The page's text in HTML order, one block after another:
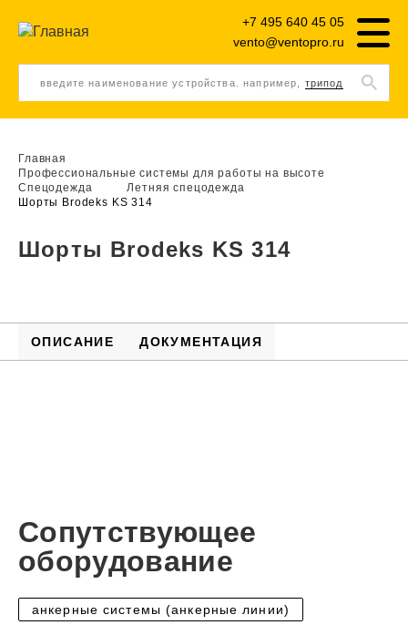
введите наименование устройства. например, трипод
vento@ventopro.ru
+7 495 640 45 05
Главная
Профессиональные системы для работы на высоте
Спецодежда
Летняя спецодежда
Шорты Brodeks KS 314
Шорты Brodeks KS 314
ОПИСАНИЕ ДОКУМЕНТАЦИЯ
Сопутствующее
оборудование
анкерные системы (анкерные линии)